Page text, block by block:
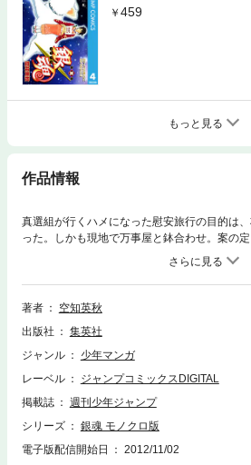
459
もっと見る
作品情報
真選組が行くハメになった慰安旅行の目的は
った。しかも現地で万事屋と鉢合わせ。案の
トラブルが一行を襲って…!? 他にも恋愛ゲー
著者
空知英秋
出版社
集英社
ジャンル
少年マンガ
レーベル
ジャンプコミックスDIGITAL
掲載誌
週刊少年ジャンプ
シリーズ
銀魂 モノクロ版
電子版配信開始日
2012/11/02